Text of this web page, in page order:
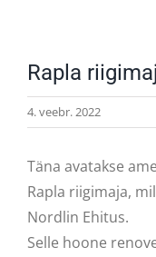
OBJEKTID
UUDISED
KONTAKT
Rapla
4. veebr. 2022
Täna avatakse
Rapla riigimaja,
Nordlin Ehitus.
Selle hoone